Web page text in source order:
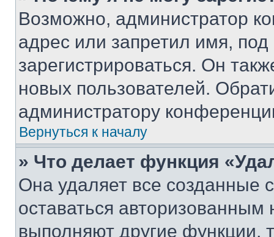
Возможно, администратор
адрес или запретил имя,
зарегистрироваться. Он
новых пользователей.
администратору
Вернуться к началу
» Что делает функция
Она удаляет все созданные
оставаться
выполняют другие функции,